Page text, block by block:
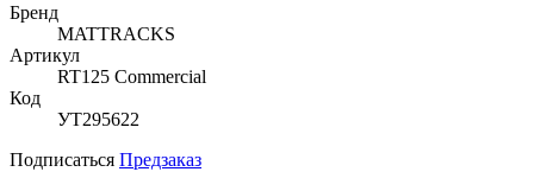
Бренд
MATTRACKS
Артикул
RT125 Commercial
Код
УТ295622
Подписаться Предзаказ